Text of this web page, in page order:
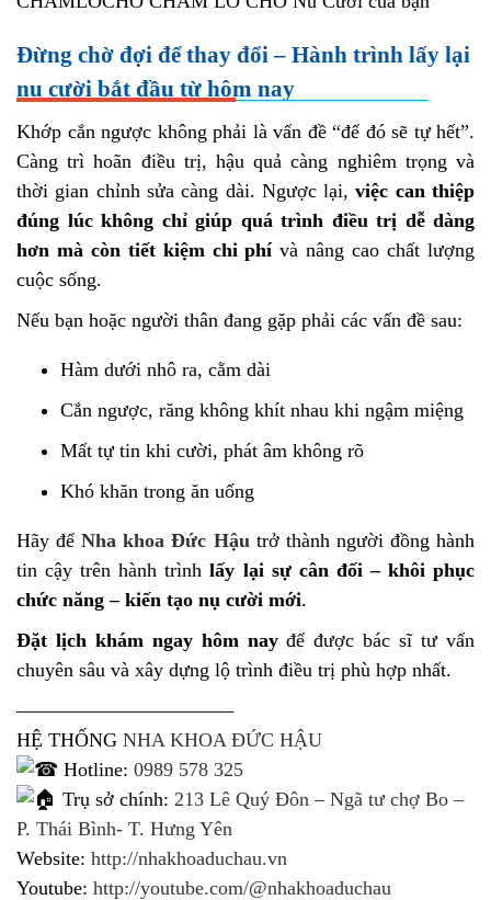
Đừng chờ đợi để thay đổi – Hành trình lấy lại
nụ cười bắt đầu từ hôm nay
Khớp cắn ngược không phải là vấn đề “để đó sẽ tự hết”.
Càng trì hoãn điều trị, hậu quả càng nghiêm trọng và
thời gian chỉnh sửa càng dài. Ngược lại,việc can thiệp
đúng lúc không chỉ giúp quá trình điều trị dễ dàng
hơn mà còn tiết kiệm chi phívà nâng cao chất lượng
cuộc sống.
Nếu bạn hoặc người thân đang gặp phải các vấn đề sau:
Hàm dưới nhô ra, cằm dài
Cắn ngược, răng không khít nhau khi ngậm miệng
Mất tự tin khi cười, phát âm không rõ
Khó khăn trong ăn uống
Hãy để Nha khoa Đức Hậutrở thành người đồng hành
tin cậy trên hành trìnhlấy lại sự cân đối – khôi phục
chức năng – kiến tạo nụ cười mới.
Đặt lịch khám ngay hôm nayđể được bác sĩ tư vấn
chuyên sâu và xây dựng lộ trình điều trị phù hợp nhất.
———————————
HỆ THỐNG NHA KHOA ĐỨC HẬU
Hotline: 0989 578 325
Trụ sở chính: 213 Lê Quý Đôn – Ngã tư chợ Bo –
P. Thái Bình- T. Hưng Yên
Website: http://nhakhoaduchau.vn
Youtube: http://youtube.com/@nhakhoaduchau